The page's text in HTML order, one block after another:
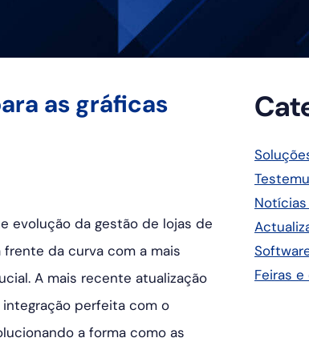
as gráficas
evolução da gestão de lojas de
da curva com a mais
A mais recente atualização
integração perfeita com o
a forma como as
Feiras